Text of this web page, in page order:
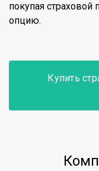
покупая страховой
опцию.
Купить